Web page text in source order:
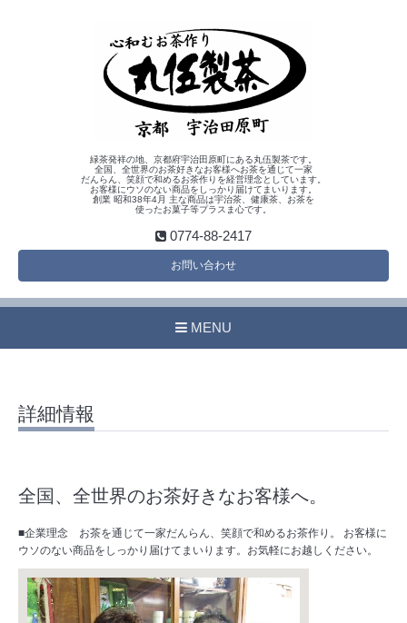
緑茶発祥の地、京都府宇治田原町にある丸伍製茶です。
全国、全世界のお茶好きなお客様へお茶を通じて一家
だんらん、笑顔で和めるお茶作りを経営理念としています。
お客様にウソのない商品をしっかり届けてまいります。
創業 昭和38年4月 主な商品は宇治茶、健康茶、お茶を
使ったお菓子等プラスま心です。
0774-88-2417
お問い合わせ
MENU
詳細情報
全国、全世界のお茶好きなお客様へ。
■企業理念 お茶を通じて一家だんらん、笑顔で和めるお茶作り。 お客様に
ウソのない商品をしっかり届けてまいります。お気軽にお越しください。